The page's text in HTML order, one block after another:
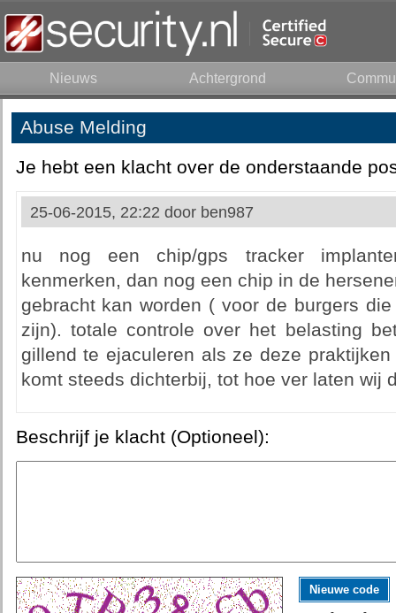
Nieuws Achtergrond
Abuse Melding
Je hebt een klacht over de onderstaande
25-06-2015, 22:22 door ben987
nu nog een chip/gps tracker
kenmerken, dan nog een chip in de
gebracht kan worden ( voor de burgers
zijn). totale controle over het belasting
gillend te ejaculeren als ze deze
komt steeds dichterbij, tot hoe ver laten wij
Beschrijf je klacht (Optioneel):
Nieuwe code